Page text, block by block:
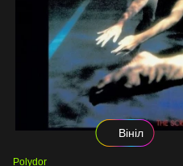
Вініл
Polydor